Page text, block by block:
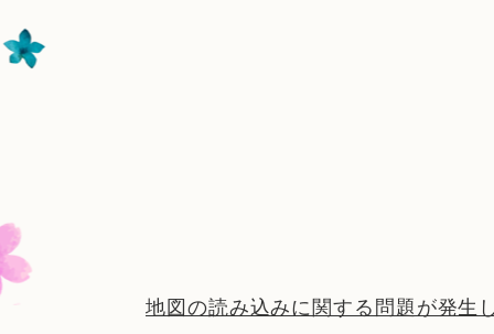
地図の読み込みに関する問題が発生